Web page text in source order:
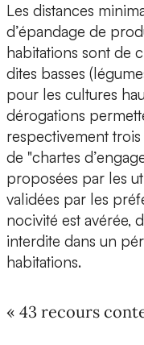
Les distances
d’épandage de
habitations sont de
dites basses
pour les cultures
dérogations
respectivement
de "chartes
proposées par les
validées par les
nocivité est avérée,
interdite dans un
habitations.
« 43 recours